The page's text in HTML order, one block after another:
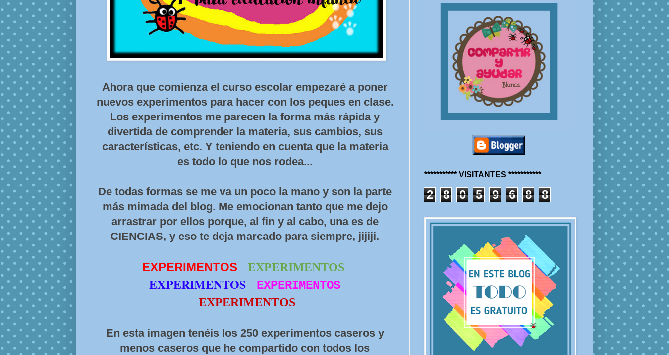
Ahora que comienza el curso escolar empezaré a poner
nuevos experimentos para hacer con los peques en clase.
Los experimentos me parecen la forma más rápida y
divertida de comprender la materia, sus cambios, sus
características, etc. Y teniendo en cuenta que la materia
es todo lo que nos rodea...
De todas formas se me va un poco la mano y son la parte
más mimada del blog. Me emocionan tanto que me dejo
arrastrar por ellos porque, al fin y al cabo, una es de
CIENCIAS, y eso te deja marcado para siempre, jijiji.
EXPERIMENTOS EXPERIMENTOS
EXPERIMENTOS EXPERIMENTOS
EXPERIMENTOS
En esta imagen tenéis los 250 experimentos caseros y
menos caseros que he compartido con todos los
*********** VISITANTES ***********
2 8 0 5 9 6 8 8